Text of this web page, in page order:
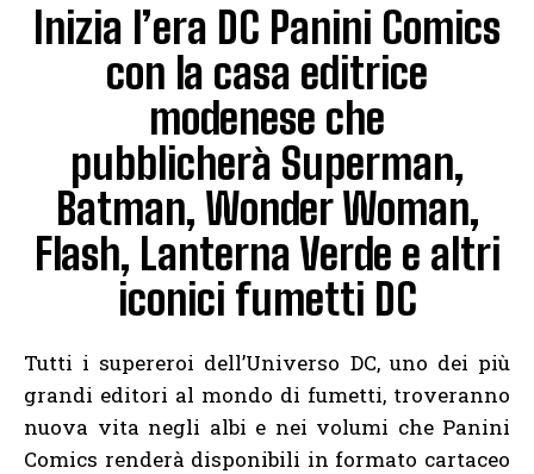
Inizia l’era DC Panini Comics
con la casa editrice
modenese che
pubblicherà Superman,
Batman, Wonder Woman,
Flash, Lanterna Verde e altri
iconici fumetti DC
Tutti i supereroi dell’Universo DC, uno dei più
grandi editori al mondo di fumetti, troveranno
nuova vita negli albi e nei volumi che Panini
Comics renderà disponibili in formato cartaceo